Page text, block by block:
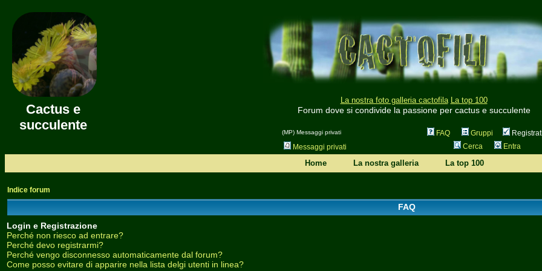
Cactus e
succulente
La nostra foto galleria cactofila La top 100
Forum dove si condivide la passione per cactus e succulente
(MP) Messaggi privati FAQ Gruppi
Messaggi privati
Cerca Entra
Home La nostra galleria La top 100
Indice forum
FAQ
Login e Registrazione
Perché non riesco ad entrare?
Perché devo registrarmi?
Perché vengo disconnesso automaticamente dal forum?
Come posso evitare di apparire nella lista delgi utenti in linea?